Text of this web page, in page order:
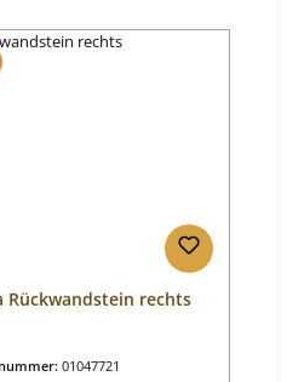
Rückwandstein rechts
01047721